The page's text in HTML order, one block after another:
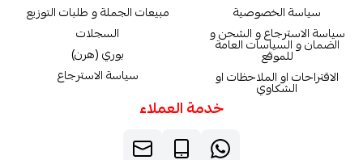
سياسة الخصوصية
سياسة الاسترجاع و الشحن و
الضمان و السياسات العامة
للموقع
الاقتراحات او الملاحظات او
الشكاوي
مبيعات الجملة و طلبات التوزيع
السجلات
بوري (هرن)
سياسة الاسترجاع
خدمة العملاء